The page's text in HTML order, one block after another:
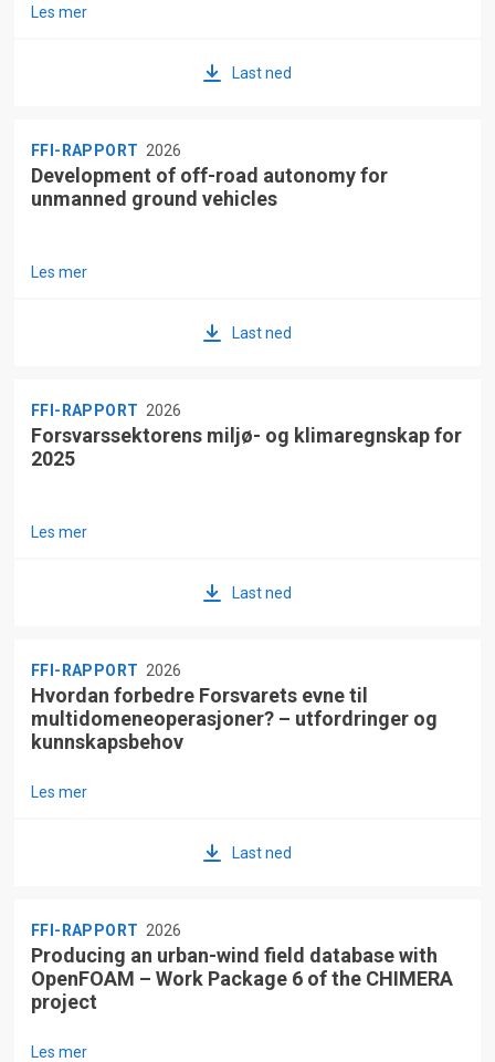
Les mer
Last ned
FFI-RAPPORT 2026
Development of off-road autonomy for
unmanned ground vehicles
Les mer
Last ned
FFI-RAPPORT 2026
Forsvarssektorens miljø- og klimaregnskap for
2025
Les mer
Last ned
FFI-RAPPORT 2026
Hvordan forbedre Forsvarets evne til
multidomeneoperasjoner? – utfordringer og
kunnskapsbehov
Les mer
Last ned
FFI-RAPPORT 2026
Producing an urban-wind field database with
OpenFOAM – Work Package 6 of the CHIMERA
project
Les mer